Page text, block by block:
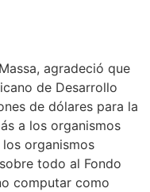
agradeció que
de Desarrollo
de dólares para la
a los organismos
organismos
todo al Fondo
computar como